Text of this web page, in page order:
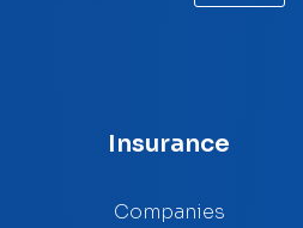
Insurance
Companies